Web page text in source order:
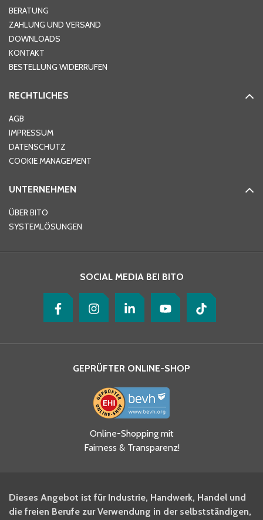
Hausnummer
Ort*
Telefon
Ja, ich habe die
Datenschutzhinweise gelesen
und akzeptiere diese.
BITO Newsletter Fachwissen
BERATUNG
ZAHLUNG UND VERSAND
DOWNLOADS
KONTAKT
BESTELLUNG WIDERRUFEN
RECHTLICHES
AGB
IMPRESSUM
DATENSCHUTZ
COOKIE MANAGEMENT
UNTERNEHMEN
ÜBER BITO
SYSTEMLÖSUNGEN
SOCIAL MEDIA BEI BITO
GEPRÜFTER ONLINE-SHOP
Online-Shopping mit
Fairness & Transparenz!
Dieses Angebot ist für Industrie, Handwerk, Handel und
die freien Berufe zur Verwendung in der selbstständigen,